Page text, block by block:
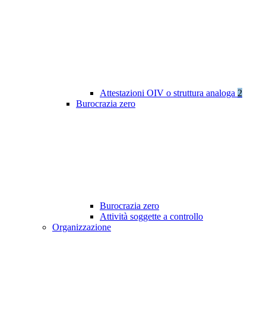
Attestazioni OIV o struttura analoga 2
Burocrazia zero
Burocrazia zero
Attività soggette a controllo
Organizzazione